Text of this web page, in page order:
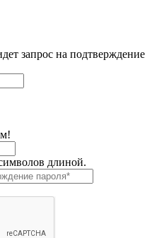
запрос на подтверждение
длиной.